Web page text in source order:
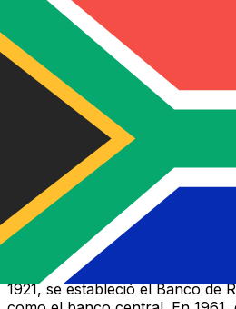
Seleccione una divisa
ZAR Rand sudafricano
Como centro comercial,
por Sudáfrica. La primera
Guilder. Durante finales del siglo
Rixdollar y fue la primera
billetes de papel. Durante la
1826, la Colonia del Cabo se
de libra esterlina, aunque otras
dólares españoles,
franceses y
1921, se estableció el Banco de